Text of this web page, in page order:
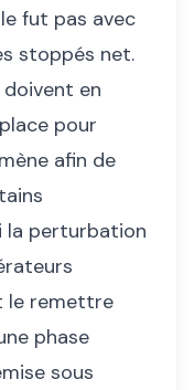
fut pas avec
stoppés net.
doivent en
pour
afin de
la perturbation
le remettre
phase
sous